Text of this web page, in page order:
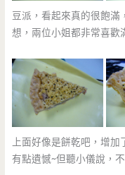
豆派，看起來真的很飽滿
想，兩位小姐都非常喜歡
上面好像是餅乾吧，增加
有點遺憾~但聽小儀說，